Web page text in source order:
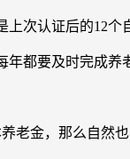
次认证后的12个
都要及时完成养
老金，那么自然也